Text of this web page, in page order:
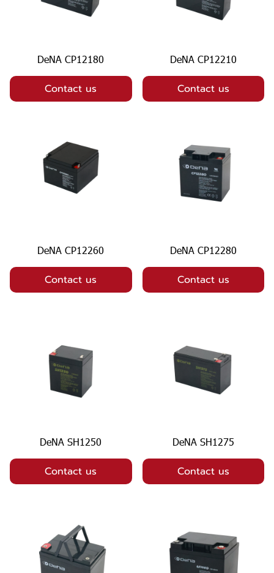
DeNA CP12180
Contact us
DeNA CP12210
Contact us
DeNA CP12260
Contact us
DeNA CP12280
Contact us
DeNA SH1250
Contact us
DeNA SH1275
Contact us